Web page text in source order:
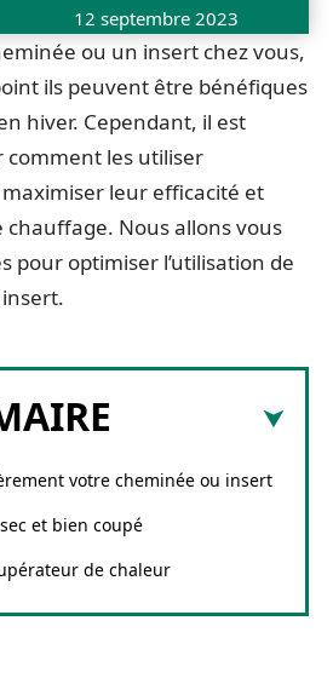
12 septembre 2023
ou un insert chez vous,
ils peuvent être bénéfiques
hiver. Cependant, il est
les utiliser
leur efficacité et
chauffage. Nous allons vous
pour optimiser l’utilisation de
votre cheminée ou insert
et bien coupé
de chaleur